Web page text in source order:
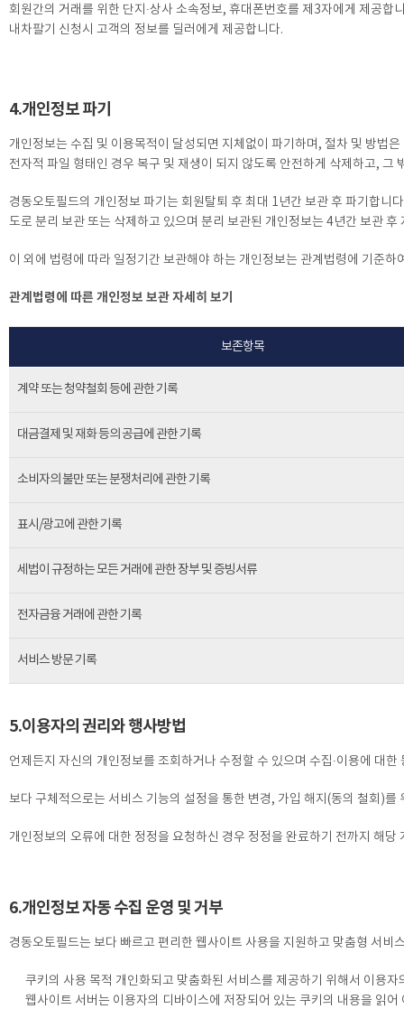
회원간의 거래를 위한 단지∙상사 소속정보, 휴대폰번호를 제3자에게 제공합
내차팔기 신청시 고객의 정보를 딜러에게 제공합니다.
4.개인정보 파기
개인정보는 수집 및 이용목적이 달성되면 지체없이 파기하며, 절차 및 방법
전자적 파일 형태인 경우 복구 및 재생이 되지 않도록 안전하게 삭제하고,
경동오토필드의 개인정보 파기는 회원탈퇴 후 최대 1년간 보관 후 파기합니
도로 분리 보관 또는 삭제하고 있으며 분리 보관된 개인정보는 4년간 보관 후
이 외에 법령에 따라 일정기간 보관해야 하는 개인정보는 관계법령에 기준하
관계법령에 따른 개인정보 보관 자세히 보기
보존항목
계약 또는 청약철회 등에 관한 기록
대금결제 및 재화 등의 공급에 관한 기록
소비자의 불만 또는 분쟁처리에 관한 기록
표시/광고에 관한 기록
세법이 규정하는 모든 거래에 관한 장부 및 증빙서류
전자금융 거래에 관한 기록
서비스 방문 기록
5.이용자의 권리와 행사방법
언제든지 자신의 개인정보를 조회하거나 수정할 수 있으며 수집∙이용에 대
보다 구체적으로는 서비스 기능의 설정을 통한 변경, 가입 해지(동의 철회)
개인정보의 오류에 대한 정정을 요청하신 경우 정정을 완료하기 전까지 해
6.개인정보 자동 수집 운영 및 거부
경동오토필드는 보다 빠르고 편리한 웹사이트 사용을 지원하고 맞춤형 서
쿠키의 사용 목적 개인화되고 맞춤화된 서비스를 제공하기 위해서 이용
웹사이트 서버는 이용자의 디바이스에 저장되어 있는 쿠키의 내용을 읽